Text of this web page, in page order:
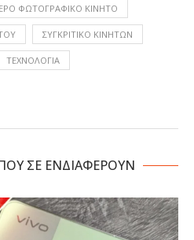
ΦΩΤΟΓΡΑΦΙΚΌ ΚΙΝΗΤΌ
ΣΥΓΚΡΙΤΙΚΌ ΚΙΝΗΤΏΝ
ΤΕΧΝΟΛΟΓΙΑ
ΣΕ ΕΝΔΙΑΦΕΡΟΥΝ